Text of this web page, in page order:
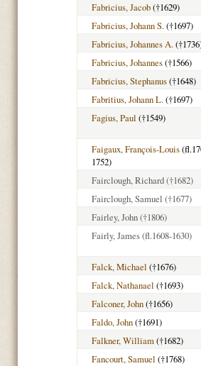
Fabricius, Jacob(†1629)
Fabricius, Johann S.(†1697)
Fabricius, Johannes A.
Fabricius, Johannes(†1566)
Fabricius, Stephanus(†1648)
Fabritius, Johann L.(†1697)
Fagius, Paul (†1549)
Faigaux, François-Louis
1752)
Fairclough, Richard(†1682)
Fairclough, Samuel (†1677)
Fairley, John(†1806)
Fairly, James(fl.1608-1630)
Falck, Michael (†1676)
Falck, Nathanael (†1693)
Falconer, John(†1656)
Faldo, John(†1691)
Falkner, William(†1682)
Fancourt, Samuel (†1768)